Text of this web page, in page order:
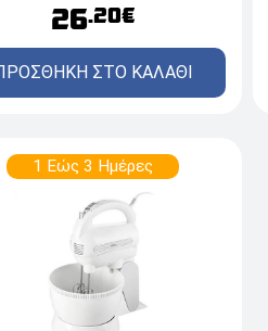
26.20€
ΣΤΟ ΚΑΛΑΘΙ
1 Εώς 3 Ημέρες